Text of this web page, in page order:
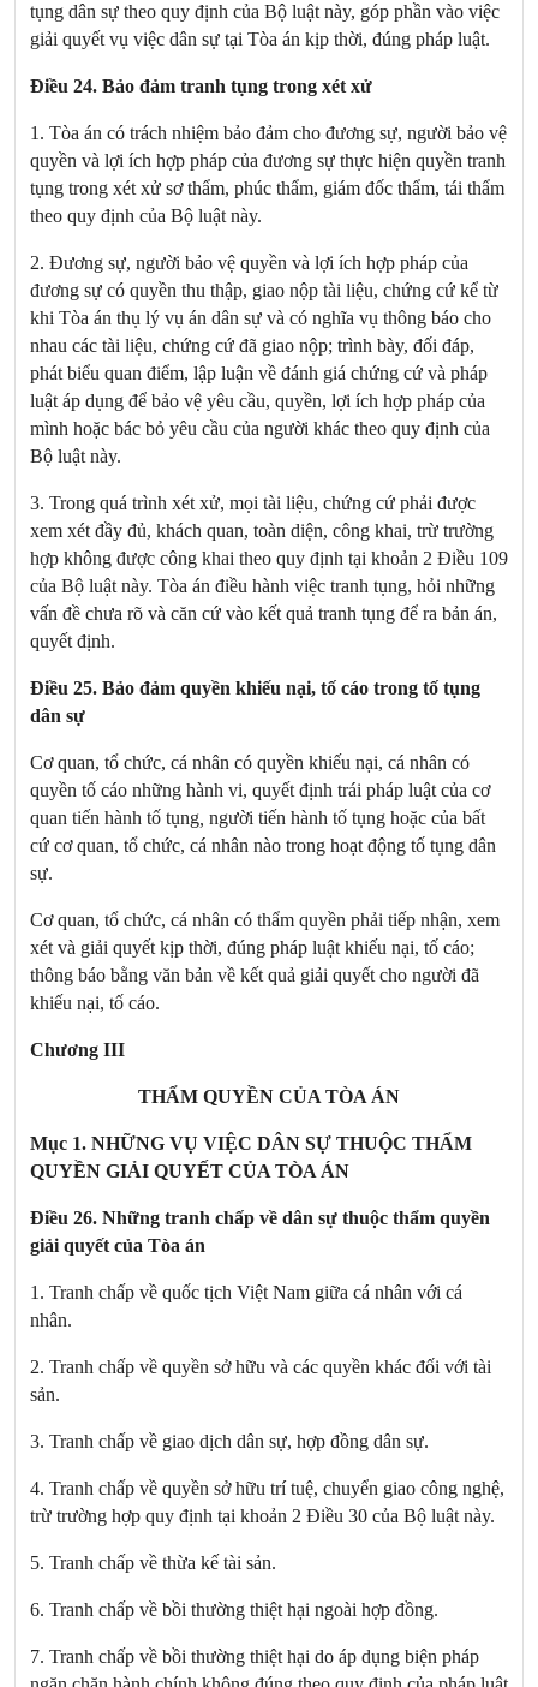
tụng dân sự theo quy định của Bộ luật này, góp phần vào việc
giải quyết vụ việc dân sự tại Tòa án kịp thời, đúng pháp luật.
Điều 24. Bảo đảm tranh tụng trong xét xử
1. Tòa án có trách nhiệm bảo đảm cho đương sự, người bảo vệ
quyền và lợi ích hợp pháp của đương sự thực hiện quyền tranh
tụng trong xét xử sơ thẩm, phúc thẩm, giám đốc thẩm, tái thẩm
theo quy định của Bộ luật này.
2. Đương sự, người bảo vệ quyền và lợi ích hợp pháp của
đương sự có quyền thu thập, giao nộp tài liệu, chứng cứ kể từ
khi Tòa án thụ lý vụ án dân sự và có nghĩa vụ thông báo cho
nhau các tài liệu, chứng cứ đã giao nộp; trình bày, đối đáp,
phát biểu quan điểm, lập luận về đánh giá chứng cứ và pháp
luật áp dụng để bảo vệ yêu cầu, quyền, lợi ích hợp pháp của
mình hoặc bác bỏ yêu cầu của người khác theo quy định của
Bộ luật này.
3. Trong quá trình xét xử, mọi tài liệu, chứng cứ phải được
xem xét đầy đủ, khách quan, toàn diện, công khai, trừ trường
hợp không được công khai theo quy định tại khoản 2 Điều 109
của Bộ luật này. Tòa án điều hành việc tranh tụng, hỏi những
vấn đề chưa rõ và căn cứ vào kết quả tranh tụng để ra bản án,
quyết định.
Điều 25. Bảo đảm quyền khiếu nại, tố cáo trong tố tụng
dân sự
Cơ quan, tổ chức, cá nhân có quyền khiếu nại, cá nhân có
quyền tố cáo những hành vi, quyết định trái pháp luật của cơ
quan tiến hành tố tụng người tiến hành tố tụng hoặc của bất
cứ cơ quan, tổ chức, cá nhân nào trong hoạt động tố tụng dân
sự.
Cơ quan, tổ chức, cá nhân có thẩm quyền phải tiếp nhận, xem
xét và giải quyết kịp thời, đúng pháp luật khiếu nại, tố cáo;
thông báo bằng văn bản về kết quả giải quyết cho người đã
khiếu nại, tố cáo.
Chương III
THẨM QUYỀN CỦA TÒA ÁN
Mục 1. NHỮNG VỤ VIỆC DÂN SỰ THUỘC THẨM
QUYỀN GIẢI QUYẾT CỦA TÒA ÁN
Điều 26. Những tranh chấp về dân sự thuộc thẩm quyền
giải quyết của Tòa án
1. Tranh chấp về quốc tịch Việt Nam giữa cá nhân với cá
nhân.
2. Tranh chấp về quyền sở hữu và các quyền khác đối với tài
sản.
3. Tranh chấp về giao dịch dân sự, hợp đồng dân sự.
4. Tranh chấp về quyền sở hữu trí tuệ, chuyển giao công nghệ,
trừ trường hợp quy định tại khoản 2 Điều 30 của Bộ luật này.
5. Tranh chấp về thừa kế tài sản.
6. Tranh chấp về bồi thường thiệt hại ngoài hợp đồng.
7. Tranh chấp về bồi thường thiệt hại do áp dụng biện pháp